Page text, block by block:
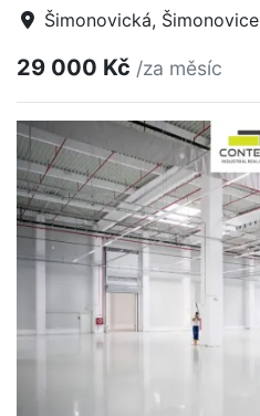
Šimonovická, Šimonovice
29 000 Kč /za měsíc